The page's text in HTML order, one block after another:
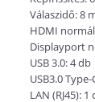
Válaszidő: 8
HDMI
Displayport
USB 3.0: 4 db
USB3.0
LAN (RJ45): 1